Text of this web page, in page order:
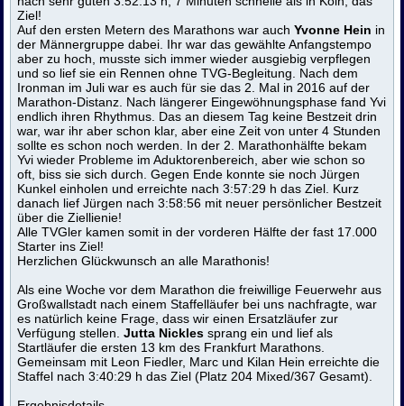
Ziel!
Auf den ersten Metern des Marathons war auchYvonne Hein in
der Männergruppe dabei. Ihr war das gewählte Anfangstempo
aber zu hoch, musste sich immer wieder ausgiebig verpflegen
und so lief sie ein Rennen ohne TVG-Begleitung. Nach dem
Ironman im Juli war es auch für sie das 2. Mal in 2016 auf der
Marathon-Distanz. Nach längerer Eingewöhnungsphase fand Yvi
endlich ihren Rhythmus. Das an diesem Tag keine Bestzeit drin
war, war ihr aber schon klar, aber eine Zeit von unter 4 Stunden
sollte es schon noch werden. In der 2. Marathonhälfte bekam
Yvi wieder Probleme im Aduktorenbereich, aber wie schon so
oft, biss sie sich durch. Gegen Ende konnte sie noch Jürgen
Kunkel einholen und erreichte nach 3:57:29 h das Ziel. Kurz
danach lief Jürgen nach 3:58:56 mit neuer persönlicher Bestzeit
über die Ziellienie!
Alle TVGler kamen somit in der vorderen Hälfte der fast 17.000
Starter ins Ziel!
Herzlichen Glückwunsch an alle Marathonis!
Als eine Woche vor dem Marathon die freiwillige Feuerwehr aus
Großwallstadt nach einem Staffelläufer bei uns nachfragte, war
es natürlich keine Frage, dass wir einen Ersatzläufer zur
Verfügung stellen.Jutta Nickles sprang ein und lief als
Startläufer die ersten 13 km des Frankfurt Marathons.
Gemeinsam mit Leon Fiedler, Marc und Kilan Hein erreichte die
Staffel nach 3:40:29 h das Ziel (Platz 204 Mixed/367 Gesamt).